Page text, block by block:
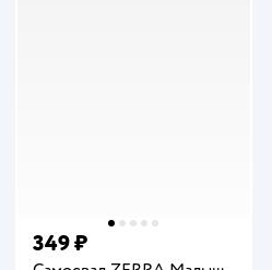
349 ₽